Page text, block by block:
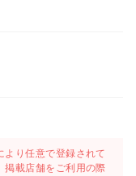
より任意で登録されて
掲載店舗をご利用の際